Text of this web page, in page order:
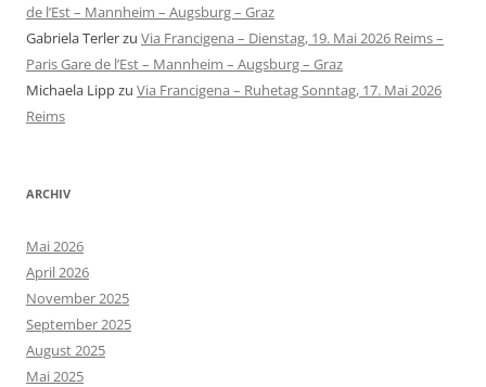
de l’Est – Mannheim – Augsburg – Graz
Gabriela Terlerzu Via Francigena – Dienstag, 19. Mai 2026 Reims –
Paris Gare de l’Est – Mannheim – Augsburg – Graz
Michaela Lippzu Via Francigena – Ruhetag Sonntag, 17. Mai 2026
Reims
ARCHIV
Mai 2026
April 2026
November 2025
September 2025
August 2025
Mai 2025